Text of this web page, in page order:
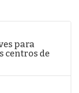
para
centros de